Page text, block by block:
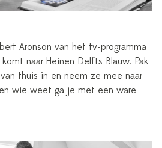
Aronson van het tv-programma
naar Heinen Delfts Blauw. Pak
thuis in en neem ze mee naar
wie weet ga je met een ware